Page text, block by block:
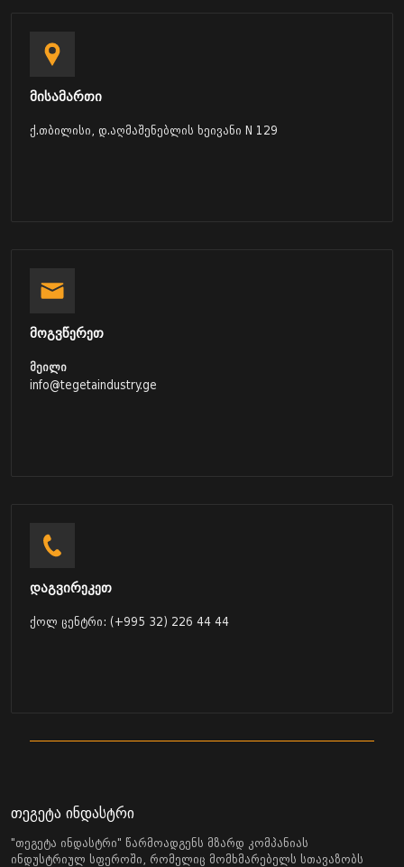
მისამართი
ქ.თბილისი, დ.აღმაშენებლის ხეივანი N 129
მოგვწერეთ
მეილი
info@tegetaindustry.ge
დაგვირეკეთ
ქოლ ცენტრი: (+995 32) 226 44 44
თეგეტა ინდასტრი
"თეგეტა ინდასტრი" წარმოადგენს მზარდ კომპანიას
ინდუსტრიულ სფეროში, რომელიც მომხმარებელს სთავაზობს